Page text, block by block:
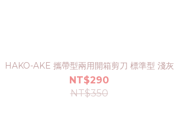
HAKO-AKE 攜帶型兩用開箱剪刀 標準型 淺灰
NT$290
NT$350